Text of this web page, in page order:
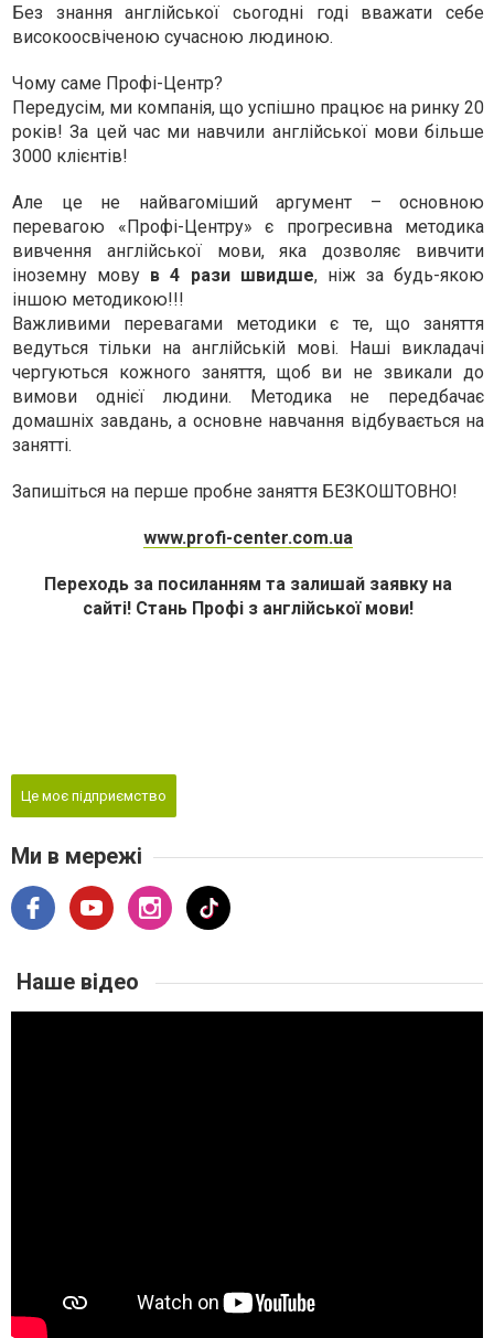
Без знання англійської сьогодні годі вважати себе
високоосвіченою сучасною людиною.
Чому саме Профі-Центр?
Передусім, ми компанія, що успішно працює на ринку 20
років! За цей час ми навчили англійської мови більше
3000 клієнтів!
Але це не найвагоміший аргумент – основною
перевагою «Профі-Центру» є прогресивна методика
вивчення англійської мови, яка дозволяє вивчити
іноземну мову в 4 рази швидше, ніж за будь-якою
іншою методикою!!!
Важливими перевагами методики є те, що заняття
ведуться тільки на англійській мові. Наші викладачі
чергуються кожного заняття, щоб ви не звикали до
вимови однієї людини. Методика не передбачає
домашніх завдань, а основне навчання відбувається на
занятті.
Запишіться на перше пробне заняття БЕЗКОШТОВНО!
www.profi-center.com.ua
Переходь за посиланням та залишай заявку на
сайті! Стань Профі з англійської мови!
Це моє підприємство
Ми в мережі
Наше відео